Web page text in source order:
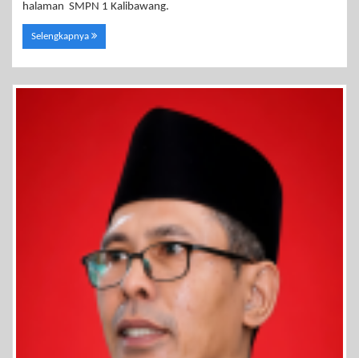
halaman SMPN 1 Kalibawang.
Selengkapnya